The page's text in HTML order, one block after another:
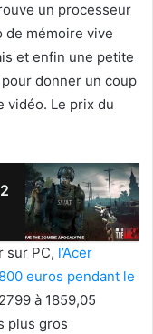
un processeur
de mémoire vive
et enfin une petite
donner un coup
vidéo. Le prix du
sur PC, l’Acer
euros pendant le
à 1859,05
plus gros